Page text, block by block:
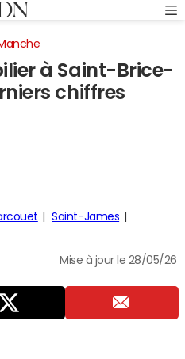
à Saint-Brice-
chiffres
Saint-James
Mise à jour le 28/05/26